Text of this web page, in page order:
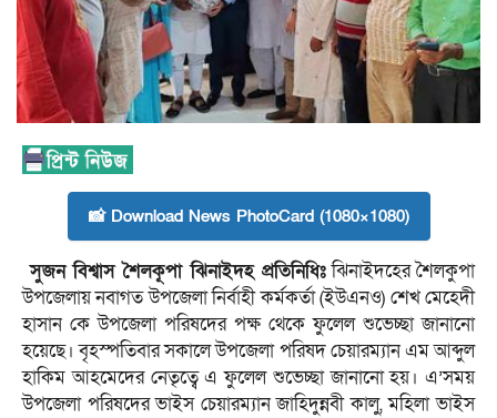
📸 Download News PhotoCard (1080×1080)
সুজন বিশ্বাস শৈলকূপা ঝিনাইদহ প্রতিনিধিঃঝিনাইদহের শৈলকুপা
উপজেলায় নবাগত উপজেলা নির্বাহী কর্মকর্তা (ইউএনও) শেখ মেহেদী
হাসান কে উপজেলা পরিষদের পক্ষ থেকে ফুলেল শুভেচ্ছা জানানো
হয়েছে। বৃহস্পতিবার সকালে উপজেলা পরিষদ চেয়ারম্যান এম আব্দুল
হাকিম আহমেদের নেতৃত্বে এ ফুলেল শুভেচ্ছা জানানো হয়। এ’সময়
উপজেলা পরিষদের ভাইস চেয়ারম্যান জাহিদুন্নবী কালু, মহিলা ভাইস